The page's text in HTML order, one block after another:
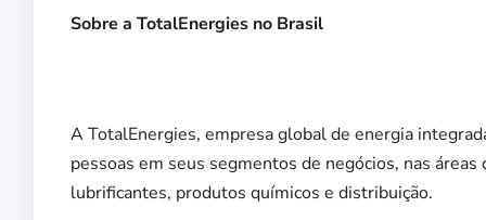
Sobre a TotalEnergies no Brasil
A TotalEnergies, empresa global de energia
pessoas em seus segmentos de negócios, nas
lubrificantes, produtos químicos e distribuição.